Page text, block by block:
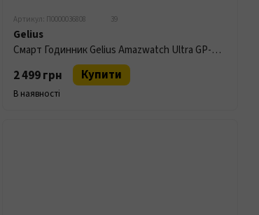
Артикул: П0000036808 39
Gelius
Смарт Годинник Gelius Amazwatch Ultra GP-SW011 Black
2 499 грн Купити
В наявності